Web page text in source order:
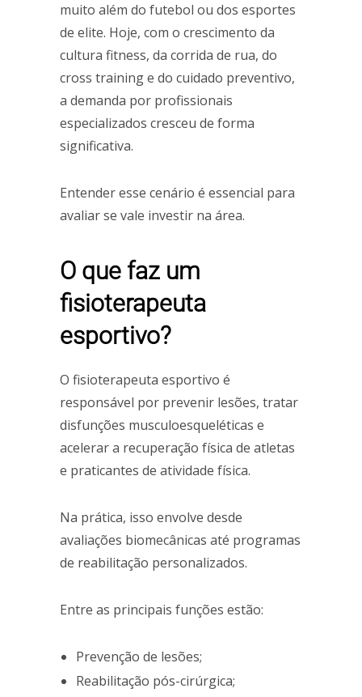
muito além do futebol ou dos esportes
de elite. Hoje, com o crescimento da
cultura fitness, da corrida de rua, do
cross training e do cuidado preventivo,
a demanda por profissionais
especializados cresceu de forma
significativa.
Entender esse cenário é essencial para
avaliar se vale investir na área.
O que faz um
fisioterapeuta
esportivo?
O fisioterapeuta esportivo é
responsável por prevenir lesões, tratar
disfunções musculoesqueléticas e
acelerar a recuperação física de atletas
e praticantes de atividade física.
Na prática, isso envolve desde
avaliações biomecânicas até programas
de reabilitação personalizados.
Entre as principais funções estão:
Prevenção de lesões;
Reabilitação pós-cirúrgica;